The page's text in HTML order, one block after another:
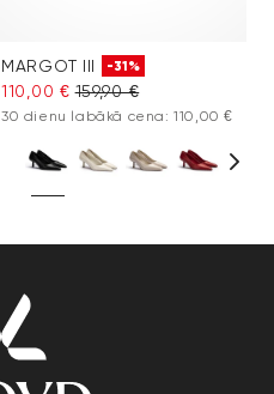
MARGOT III -31%
110,00 € 159,90 €
30 dienu labākā cena: 110,00 €